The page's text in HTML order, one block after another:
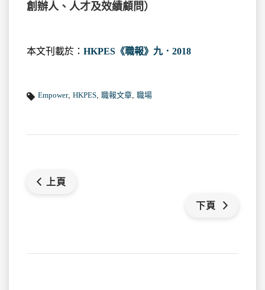
創辦人、人才及效績顧問）
本文刊載於： HKPES《職報》九．2018
Empower, HKPES, 職報文章, 職場
上頁
下頁